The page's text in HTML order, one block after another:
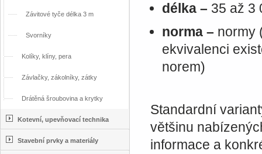
délka – 35 až 3
norma – normy
ekvivalenci
norem)
Standardní
většinu
informace a
Závitové tyče délka 3 m
Svorníky
Kolíky, klíny, pera
Závlačky, zákolníky, zátky
Drátěná šroubovina a krytky
Kotevní, upevňovací technika
Stavební prvky a materiály